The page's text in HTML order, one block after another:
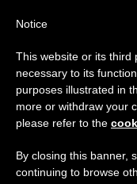
Aviso
Del 27 de julio
anual,
se generan menos
Notice
This website or its third
necessary to its
purposes illustrated in
more or withdraw your
please refer to the
By closing this banner,
continuing to browse